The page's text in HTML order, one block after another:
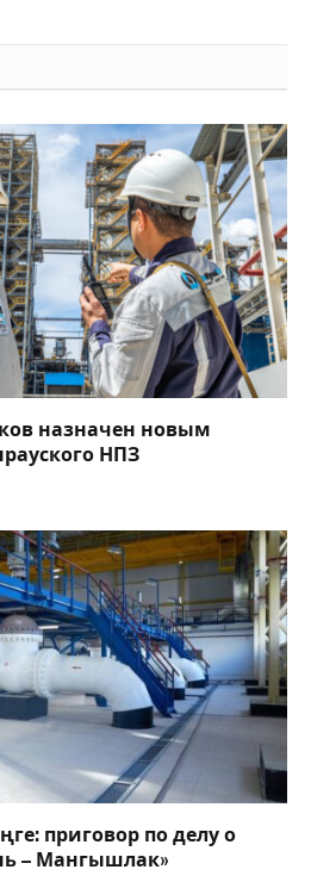
назначен новым
НПЗ
приговор по делу о
– Мангышлак»